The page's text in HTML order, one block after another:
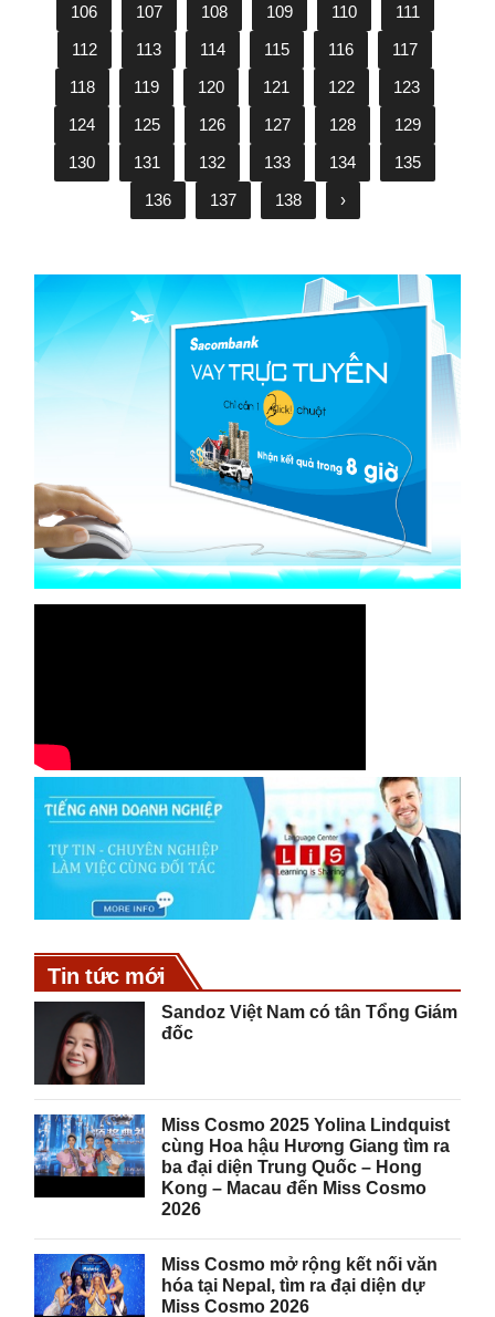
106
107 108 109 110
111
112
113 114 115 116
117
118
119 120 121 122
123
124
125 126 127 128
129
130
131 132 133 134
135
136
137 138 ›
Tin tức mới
Sandoz Việt Nam có tân Tổng Giám
đốc
Miss Cosmo 2025 Yolina Lindquist
cùng Hoa hậu Hương Giang tìm ra
ba đại diện Trung Quốc – Hong
Kong – Macau đến Miss Cosmo
2026
Miss Cosmo mở rộng kết nối văn
hóa tại Nepal, tìm ra đại diện dự
Miss Cosmo 2026